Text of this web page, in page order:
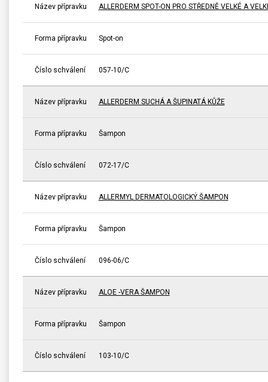
Název přípravku ALLERDERM SPOT-ON PRO STŘEDNĚ VELKÉ A
Forma přípravku Spot-on
Číslo schválení 057-10/C
Název přípravku ALLERDERM SUCHÁ A ŠUPINATÁ KŮŽE
Forma přípravku Šampon
Číslo schválení 072-17/C
Název přípravku ALLERMYL DERMATOLOGICKÝ ŠAMPON
Forma přípravku Šampon
Číslo schválení 096-06/C
Název přípravku ALOE -VERA ŠAMPON
Forma přípravku Šampon
Číslo schválení 103-10/C